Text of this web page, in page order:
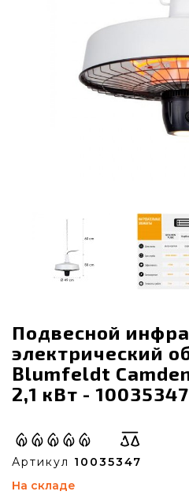
Подвесной
электрический
Blumfeldt
2,1 кВт - 10035347
Артикул 10035347
На складе